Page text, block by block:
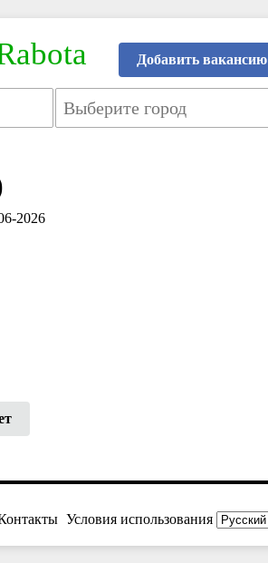
Добавить вакансию
2026
Условия использования